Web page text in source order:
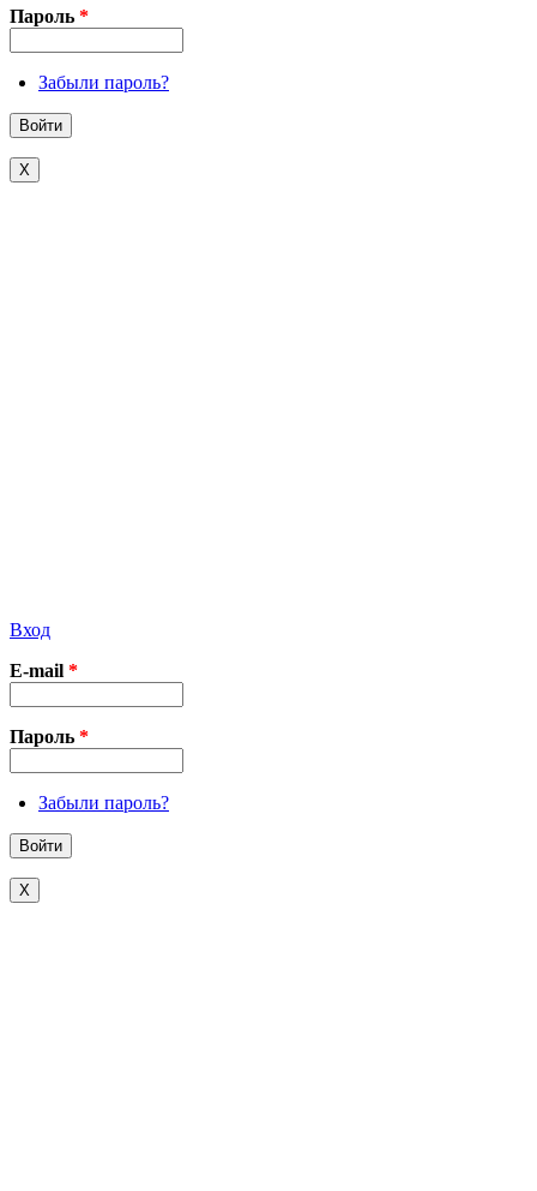
X
Пароль *
Забыли пароль?
X
Вход
E-mail *
Пароль *
Забыли пароль?
X